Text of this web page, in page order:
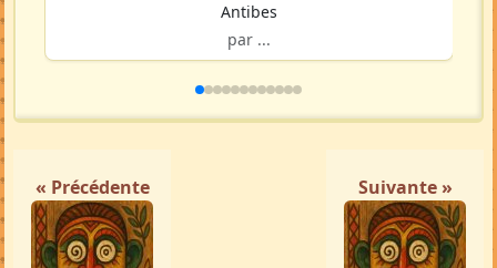
Antibes
par ...
« Précédente Suivante »